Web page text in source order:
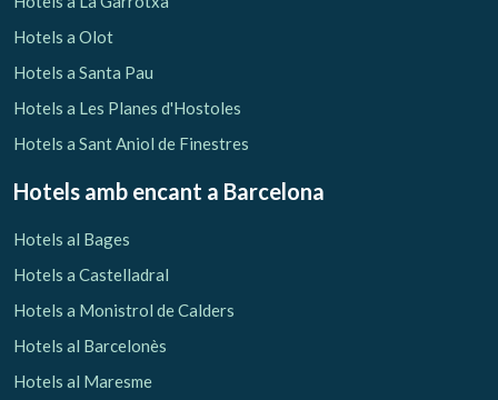
Gestionar la meva reserva
Hotels a Olot
Hotels a Santa Pau
Hotels a Les Planes d'Hostoles
Hotels a Sant Aniol de Finestres
Hotels amb encant a Barcelona
Hotels al Bages
Hotels a Castelladral
Hotels a Monistrol de Calders
Hotels al Barcelonès
Hotels al Maresme